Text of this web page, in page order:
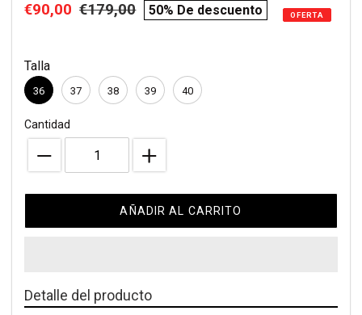
tu
compra
Precio
€90,00 Precio
€179,00
compare
50% De descuento OFERTA
Talla
36 37 38 39 40
Cantidad
AÑADIR AL CARRITO
Detalle del producto